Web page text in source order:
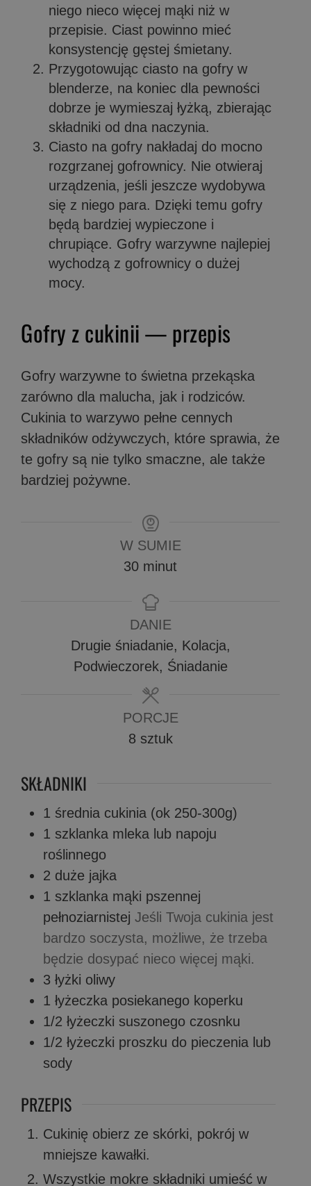
niego nieco więcej mąki niż w
przepisie. Ciast powinno mieć
konsystencję gęstej śmietany.
Przygotowując ciasto na gofry w
blenderze, na koniec dla pewności
dobrze je wymieszaj łyżką, zbierając
składniki od dna naczynia.
Ciasto na gofry nakładaj do mocno
rozgrzanej gofrownicy. Nie otwieraj
urządzenia, jeśli jeszcze wydobywa
się z niego para. Dzięki temu gofry
będą bardziej wypieczone i
chrupiące. Gofry warzywne najlepiej
wychodzą z gofrownicy o dużej
mocy.
Gofry z cukinii — przepis
Gofry warzywne to świetna przekąska
zarówno dla malucha, jak i rodziców.
Cukinia to warzywo pełne cennych
składników odżywczych, które sprawia, że
te gofry są nie tylko smaczne, ale także
bardziej pożywne.
W SUMIE
30minuty
minut
DANIE
Drugie śniadanie, Kolacja,
Podwieczorek, Śniadanie
PORCJE
8 sztuk
SKŁADNIKI
1 średnia cukinia (ok 250-300g)
1 szklanka mleka lub napoju
roślinnego
2 duże jajka
1 szklanka mąki pszennej
pełnoziarnistej Jeśli Twoja cukinia jest
bardzo soczysta, możliwe, że trzeba
będzie dosypać nieco więcej mąki.
3 łyżki oliwy
1 łyżeczka posiekanego koperku
1/2 łyżeczki suszonego czosnku
1/2 łyżeczki proszku do pieczenia lub
sody
PRZEPIS
Cukinię obierz ze skórki, pokrój w
mniejsze kawałki.
Wszystkie mokre składniki umieść w